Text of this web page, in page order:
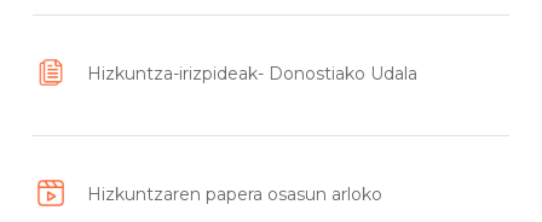
Hizkuntza-irizpideak- Donostiako Udala
Hizkuntzaren papera osasun arloko